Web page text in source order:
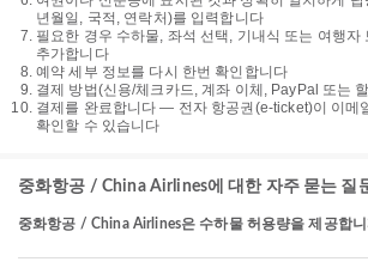
년월일, 국적, 연락처)를 입력합니다
필요한 경우 수하물, 좌석 선택, 기내식 또는 여행자
추가합니다
예약 세부 정보를 다시 한번 확인합니다
결제 방법(신용/체크카드, 계좌 이체, PayPal 또는
결제를 완료합니다 — 전자 항공권(e-ticket)이 이메
확인할 수 있습니다
중화항공 / China Airlines에 대한 자주 묻는 질
중화항공 / China Airlines은 수하물 허용량을 제공합니